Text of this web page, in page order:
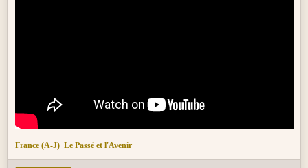
France (A-J) Le Passé et l'Avenir